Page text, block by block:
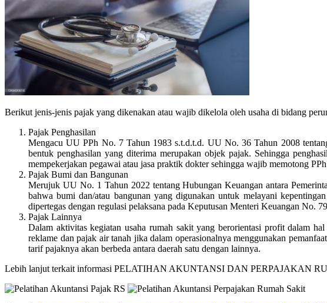
Berikut jenis-jenis pajak yang dikenakan atau wajib dikelola oleh usaha di bidang
Pajak Penghasilan
Mengacu UU PPh No. 7 Tahun 1983 s.t.d.t.d. UU No. 36 Tahun 2008
bentuk penghasilan yang diterima merupakan objek pajak. Sehingga
mempekerjakan pegawai atau jasa praktik dokter sehingga wajib memotong
Pajak Bumi dan Bangunan
Merujuk UU No. 1 Tahun 2022 tentang Hubungan Keuangan antara
bahwa bumi dan/atau bangunan yang digunakan untuk melayani
dipertegas dengan regulasi pelaksana pada Keputusan Menteri Keuangan No.
Pajak Lainnya
Dalam aktivitas kegiatan usaha rumah sakit yang berorientasi profit dalam
reklame dan pajak air tanah jika dalam operasionalnya menggunakan
tarif pajaknya akan berbeda antara daerah satu dengan lainnya.
Lebih lanjut terkait informasi PELATIHAN AKUNTANSI DAN PERPAJAKAN